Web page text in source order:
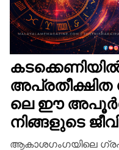
അപ്രതീക്ഷിത
ലെ ഈ
നിങ്ങളുടെ
ആകാശഗംഗയിലെ